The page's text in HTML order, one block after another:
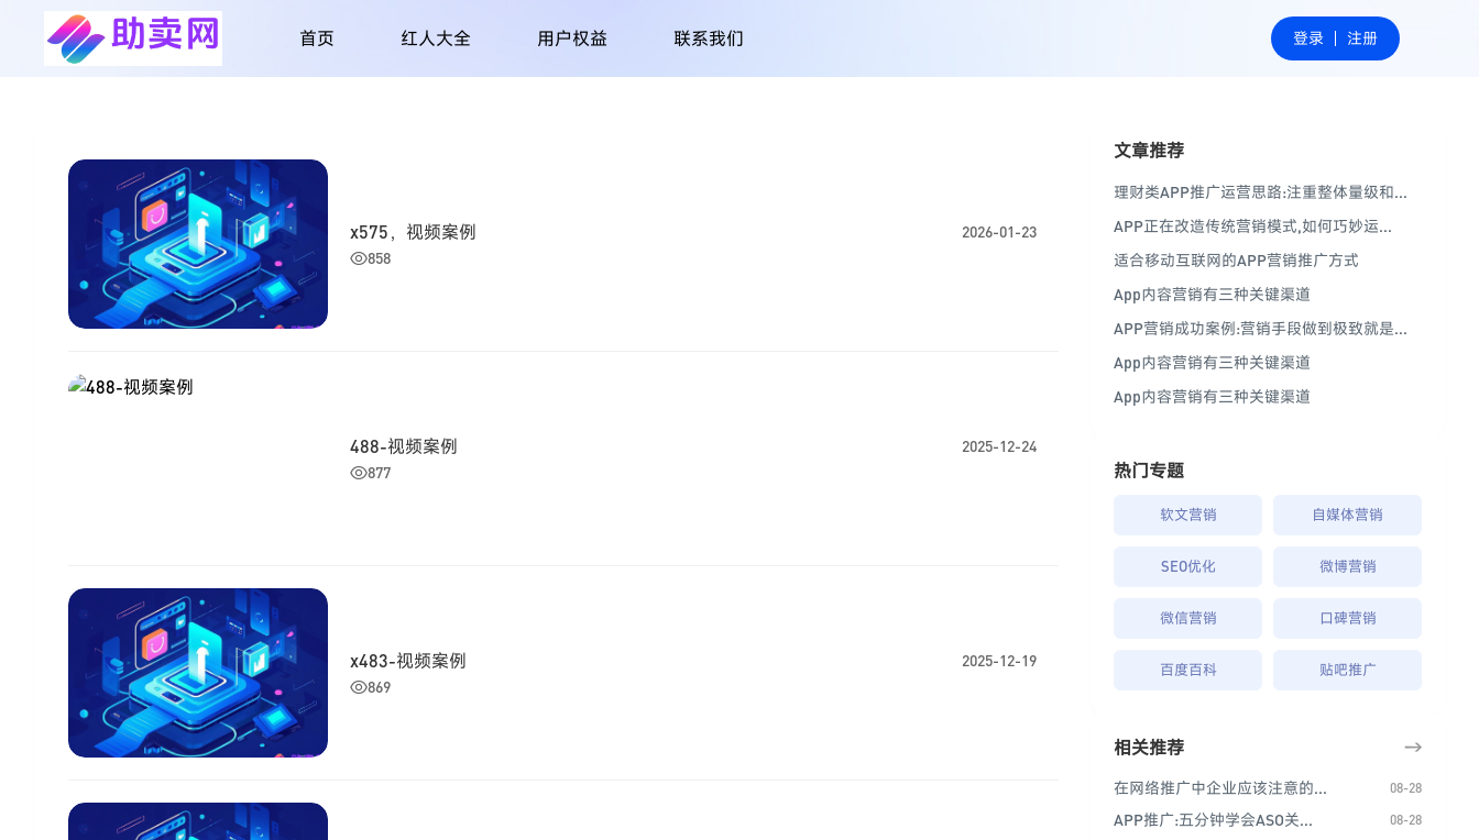
首页 红人大全 用户权益 联系我们 登录 注册
x575，视频案例
2026-01-23
858
488-视频案例
2025-12-24
877
x483-视频案例
2025-12-19
869
文章推荐
理财类APP推广运营思路:注重整体量级和...
APP正在改造传统营销模式,如何巧妙运...
适合移动互联网的APP营销推广方式
App内容营销有三种关键渠道
APP营销成功案例:营销手段做到极致就是...
App内容营销有三种关键渠道
App内容营销有三种关键渠道
热门专题
软文营销 自媒体营销
SEO优化 微博营销
微信营销 口碑营销
百度百科 贴吧推广
相关推荐 →
在网络推广中企业应该注意的... 08-28
APP推广:五分钟学会ASO关... 08-28